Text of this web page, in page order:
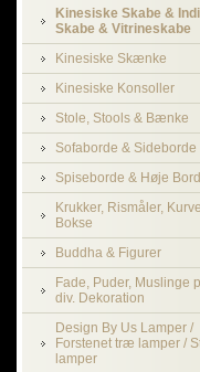
Kinesiske Skabe &
Skabe & Vitrineskabe
Kinesiske Skænke
Kinesiske Konsoller
Stole, Stools & Bænke
Sofaborde & Sideborde
Spiseborde & Høje
Krukker, Rismåler,
Bokse
Buddha & Figurer
Fade, Puder, Muslinge
div. Dekoration
Design By Us Lamper /
Forstenet træ lamper /
lamper